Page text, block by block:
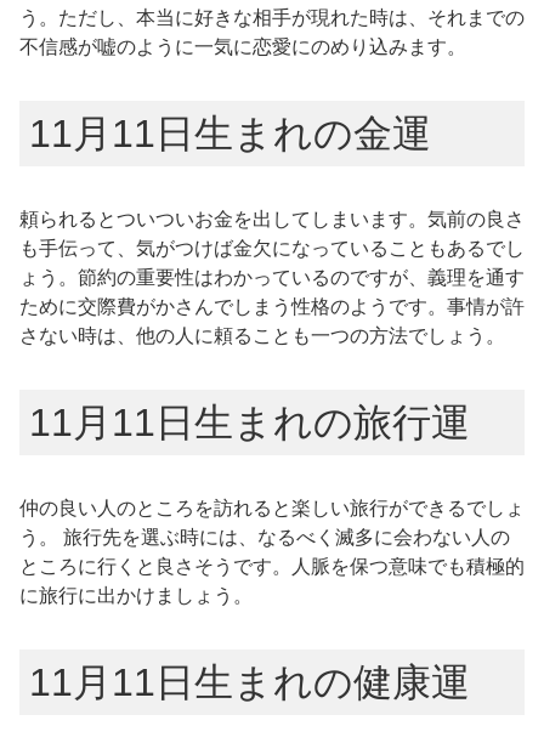
う。ただし、本当に好きな相手が現れた時は、それまでの
不信感が嘘のように一気に恋愛にのめり込みます。
11月11日生まれの金運
頼られるとついついお金を出してしまいます。気前の良さ
も手伝って、気がつけば金欠になっていることもあるでし
ょう。節約の重要性はわかっているのですが、義理を通す
ために交際費がかさんでしまう性格のようです。事情が許
さない時は、他の人に頼ることも一つの方法でしょう。
11月11日生まれの旅行運
仲の良い人のところを訪れると楽しい旅行ができるでしょ
う。 旅行先を選ぶ時には、なるべく滅多に会わない人の
ところに行くと良さそうです。人脈を保つ意味でも積極的
に旅行に出かけましょう。
11月11日生まれの健康運